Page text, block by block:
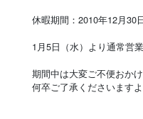
休暇期間：2010年12月30
1月5日（水）より通常営
期間中は大変ご不便おかけ
何卒ご了承くださいます